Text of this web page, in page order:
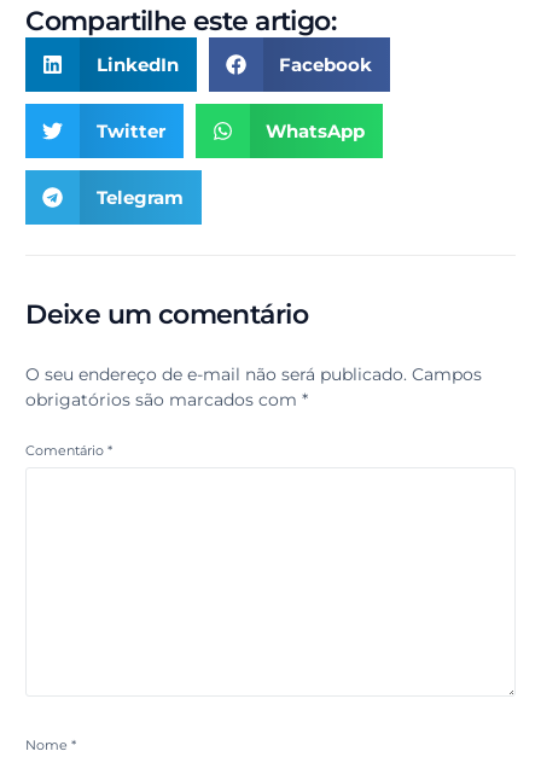
Compartilhe este artigo:
LinkedIn Facebook
Twitter WhatsApp
Telegram
Deixe um comentário
O seu endereço de e-mail não será publicado. Campos
obrigatórios são marcados com*
Comentário*
Nome*